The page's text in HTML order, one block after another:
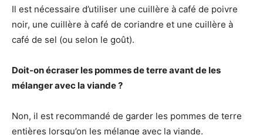
Il est nécessaire d’utiliser une cuillère à café de poivre
noir, une cuillère à café de coriandre et une cuillère à
café de sel (ou selon le goût).
Doit-on écraser les pommes de terre avant de les
mélanger avec la viande ?
Non, il est recommandé de garder les pommes de terre
entières lorsqu’on les mélange avec la viande.